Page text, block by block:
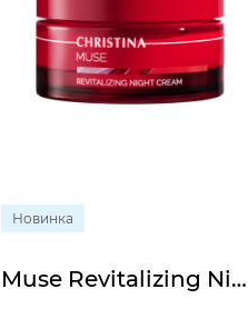
Новинка
Muse Revitalizing Night Cream